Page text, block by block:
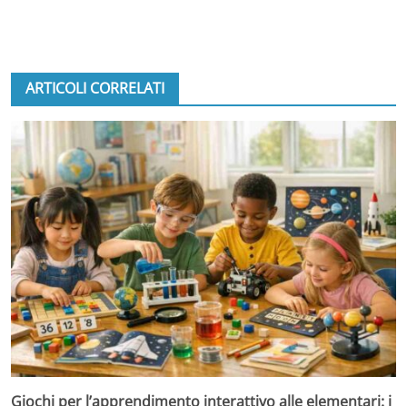
ARTICOLI CORRELATI
Giochi per l’apprendimento interattivo alle elementari: i